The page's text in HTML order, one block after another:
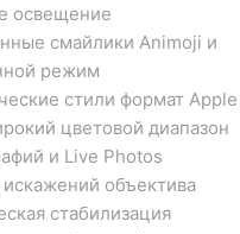
освещение
смайлики Animoji и
режим
стили формат Apple
цветовой диапазон
и Live Photos
объектива
стабилизация